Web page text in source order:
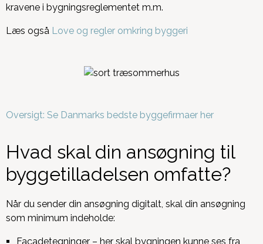
kravene i bygningsreglementet m.m.
Læs også Love og regler omkring byggeri
Oversigt: Se Danmarks bedste byggefirmaer her
Hvad skal din ansøgning til
byggetilladelsen omfatte?
Når du sender din ansøgning digitalt, skal din ansøgning
som minimum indeholde:
Facadetegninger – her skal bygningen kunne ses fra